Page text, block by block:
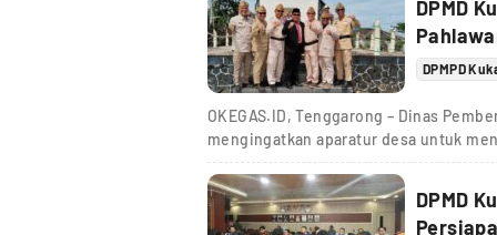
DPMD
DPMPD
OKEGAS.ID, Tenggarong – Dinas
mengingatkan aparatur desa untuk
DPMD